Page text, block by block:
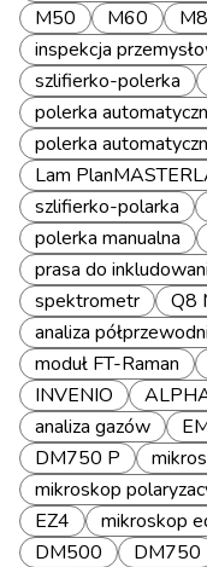
M50
M60
inspekcja
szlifierko-polerka
polerka
polerka
Lam
szlifierko-polarka
polerka manualna
prasa do
spektrometr
Q8
analiza
moduł FT-Raman
INVENIO
analiza gazów
DM750 P
mikroskop
EZ4
mikroskop
DM500
DM750